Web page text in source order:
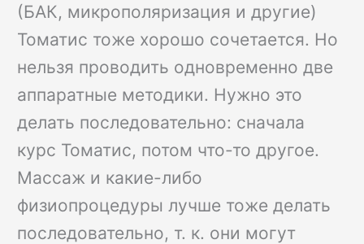
(БАК, микрополяризация и другие)
Томатис тоже хорошо сочетается. Но
нельзя проводить одновременно две
аппаратные методики. Нужно это
делать последовательно: сначала
курс Томатис, потом что-то другое.
Массаж и какие-либо
физиопроцедуры лучше тоже делать
последовательно, т. к. они могут